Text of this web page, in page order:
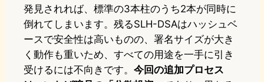
発見されれば、標準の3本柱のうち2本が同時に
倒れてしまいます。残るSLH-DSAはハッシュベ
ースで安全性は高いものの、署名サイズが大き
く動作も重いため、すべての用途を一手に引き
受けるには不向きです。 今回の追加プロセス